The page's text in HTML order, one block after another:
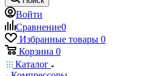
Войти
Сравнение0
Избранные товары 0
Корзина 0
Каталог